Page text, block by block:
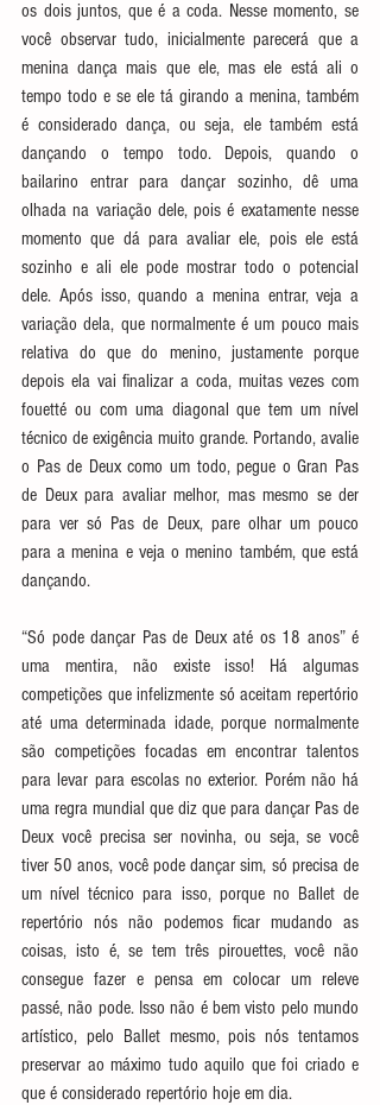
os dois juntos, que é a coda. Nesse momento, se
você observar tudo, inicialmente parecerá que a
menina dança mais que ele, mas ele está ali o
tempo todo e se ele tá girando a menina, também
é considerado dança, ou seja, ele também está
dançando o tempo todo. Depois, quando o
bailarino entrar para dançar sozinho, dê uma
olhada na variação dele, pois é exatamente nesse
momento que dá para avaliar ele, pois ele está
sozinho e ali ele pode mostrar todo o potencial
dele. Após isso, quando a menina entrar, veja a
variação dela, que normalmente é um pouco mais
relativa do que do menino, justamente porque
depois ela vai finalizar a coda, muitas vezes com
fouetté ou com uma diagonal que tem um nível
técnico de exigência muito grande. Portando, avalie
o Pas de Deux como um todo, pegue o Gran Pas
de Deux para avaliar melhor, mas mesmo se der
para ver só Pas de Deux, pare olhar um pouco
para a menina e veja o menino também, que está
dançando.
“Só pode dançar Pas de Deux até os 18 anos” é
uma mentira, não existe isso! Há algumas
competições que infelizmente só aceitam repertório
até uma determinada idade, porque normalmente
são competições focadas em encontrar talentos
para levar para escolas no exterior. Porém não há
uma regra mundial que diz que para dançar Pas de
Deux você precisa ser novinha, ou seja, se você
tiver 50 anos, você pode dançar sim, só precisa de
um nível técnico para isso, porque no Ballet de
repertório nós não podemos ficar mudando as
coisas, isto é, se tem três pirouettes, você não
consegue fazer e pensa em colocar um releve
passé, não pode. Isso não é bem visto pelo mundo
artístico, pelo Ballet mesmo, pois nós tentamos
preservar ao máximo tudo aquilo que foi criado e
que é considerado repertório hoje em dia.